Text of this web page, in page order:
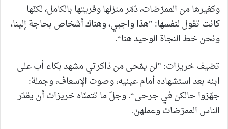
وكغيرها من الممرّضات، دُمّر منزلها وقريتها بالكامل، لكنّها
كانت تقول لنفسها: ”هذا واجبي، وهناك أشخاص بحاجة إلينا،
ونحن خط النجاة الوحيد هنا“.
تضيف خريزات: ”لن يمّحى من ذاكرتي مشهد بكاء أب على
ابنه بعد استشهاده أمام عينيه، وصوت الإسعاف، وجملة:
جهّزوا حالكن في جرحى“. وجلّ ما تتمنّاه خريزات أن يقدّر
الناس الممرّضات وعملهنّ.